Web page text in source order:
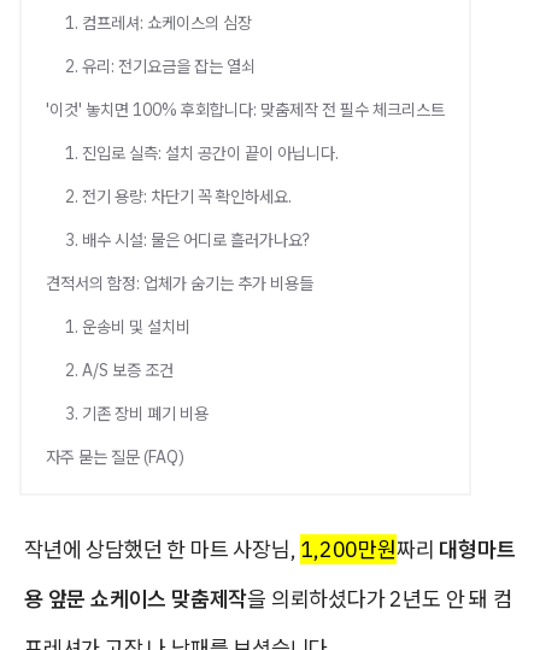
1. 컴프레셔: 쇼케이스의 심장
2. 유리: 전기요금을 잡는 열쇠
'이것' 놓치면 100% 후회합니다: 맞춤제작 전 필수 체크리스트
1. 진입로 실측: 설치 공간이 끝이 아닙니다.
2. 전기 용량: 차단기 꼭 확인하세요.
3. 배수 시설: 물은 어디로 흘러가나요?
견적서의 함정: 업체가 숨기는 추가 비용들
1. 운송비 및 설치비
2. A/S 보증 조건
3. 기존 장비 폐기 비용
자주 묻는 질문 (FAQ)
작년에 상담했던 한 마트 사장님, 1,200만원짜리 대형마트
용 앞문 쇼케이스 맞춤제작을 의뢰하셨다가 2년도 안 돼 컴